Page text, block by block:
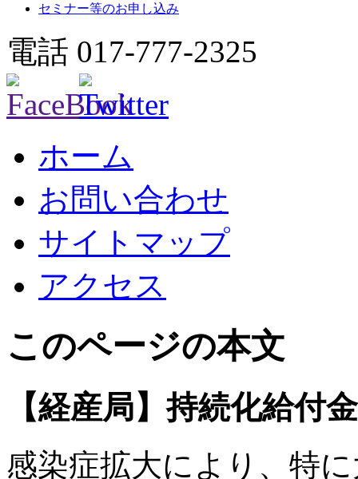
セミナー等のお申し込み
電話 017-777-2325
ホーム
お問い合わせ
サイトマップ
アクセス
このページの本文
【経産局】持続化給付
感染症拡大により、特